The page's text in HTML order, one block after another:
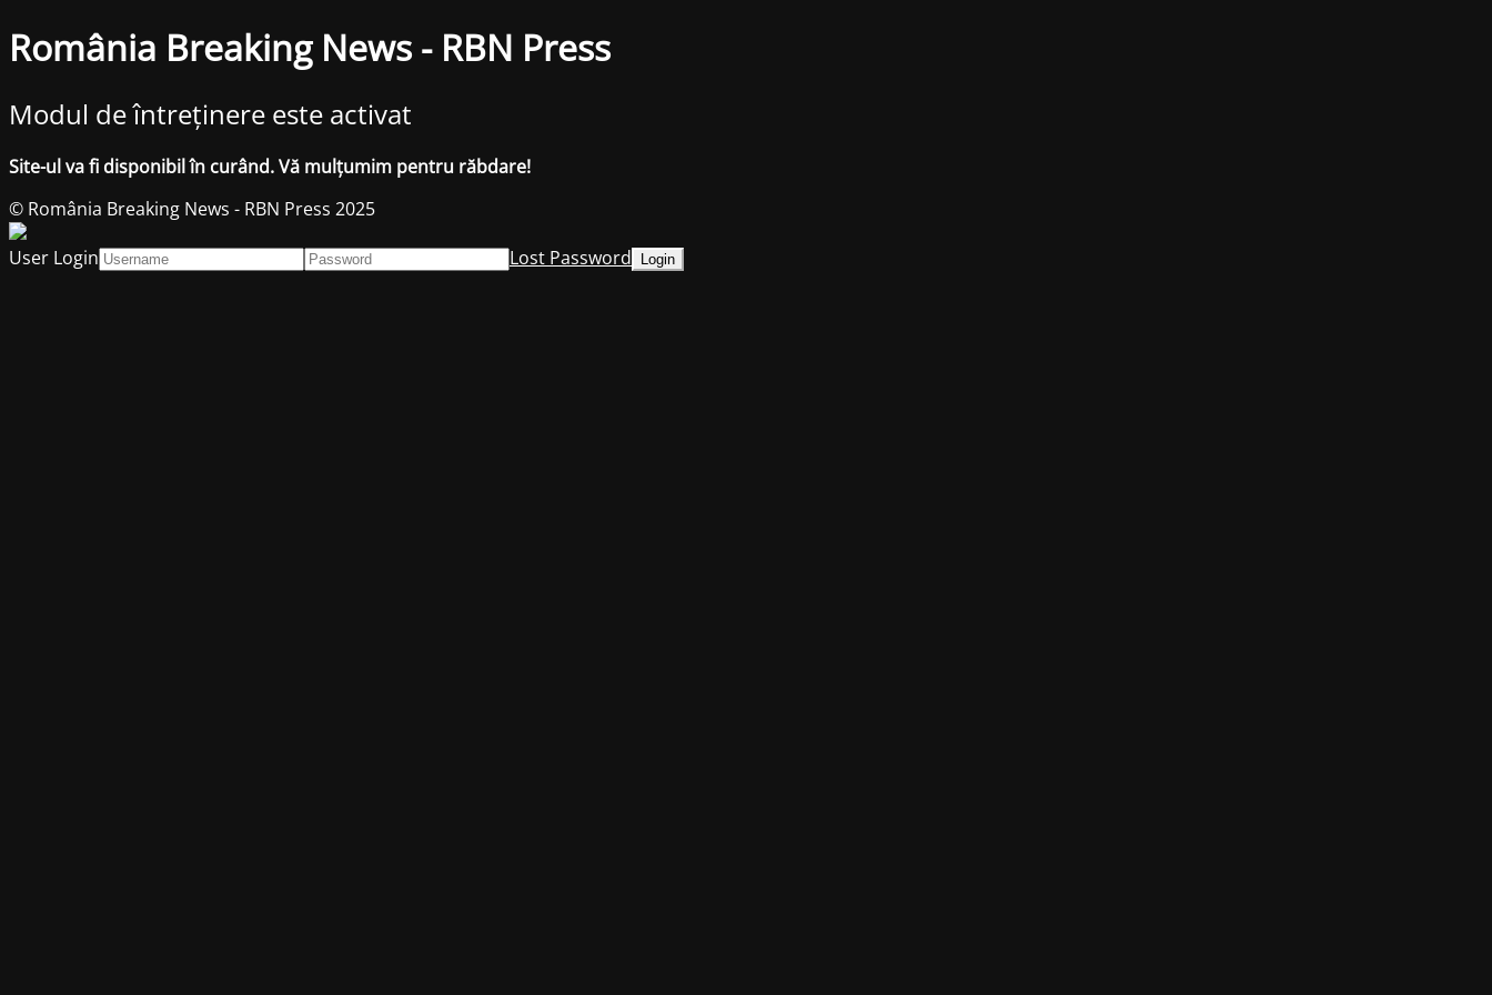
România Breaking News - RBN Press
Modul de întreținere este activat
Site-ul va fi disponibil în curând. Vă mulțumim pentru răbdare!
© România Breaking News - RBN Press 2025
User Login
Lost Password